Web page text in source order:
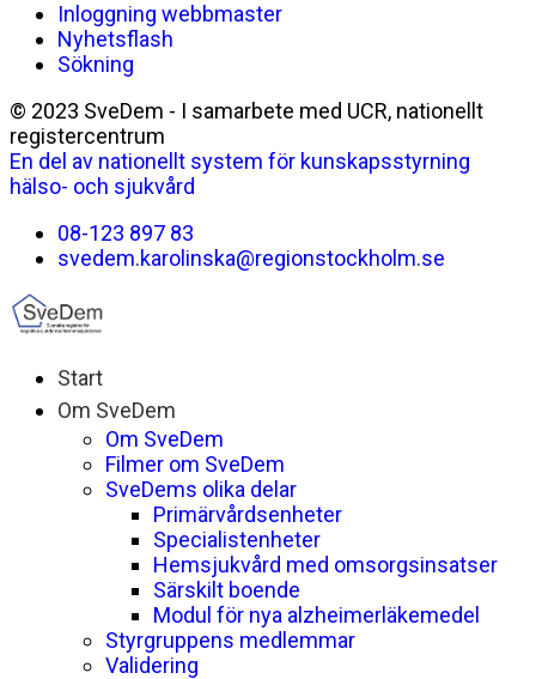
Inloggning webbmaster
Nyhetsflash
Sökning
© 2023 SveDem - I samarbete med UCR, nationellt
registercentrum
En del av nationellt system för kunskapsstyrning
hälso- och sjukvård
08-123 897 83
svedem.karolinska@regionstockholm.se
Start
Om SveDem
Om SveDem
Filmer om SveDem
SveDems olika delar
Primärvårdsenheter
Specialistenheter
Hemsjukvård med omsorgsinsatser
Särskilt boende
Modul för nya alzheimerläkemedel
Styrgruppens medlemmar
Validering